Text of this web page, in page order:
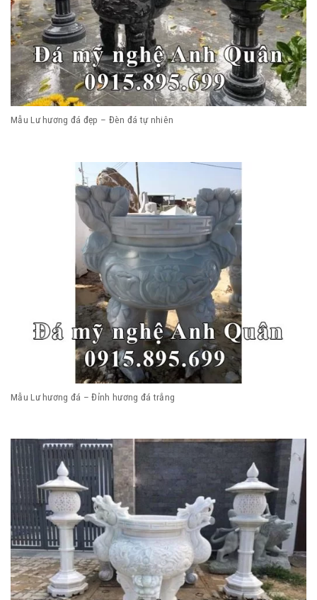
Mẫu Lư hương đá đẹp – Đèn đá tự nhiên
Mẫu Lư hương đá – Đỉnh hương đá trắng